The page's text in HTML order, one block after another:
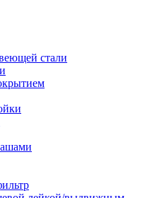
стали